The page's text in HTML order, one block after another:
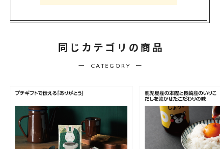
同じカテゴリの商品
CATEGORY